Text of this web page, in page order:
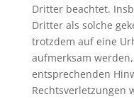
Dritter beachtet.
Dritter als solche
trotzdem auf eine
aufmerksam
entsprechenden
Rechtsverletzungen